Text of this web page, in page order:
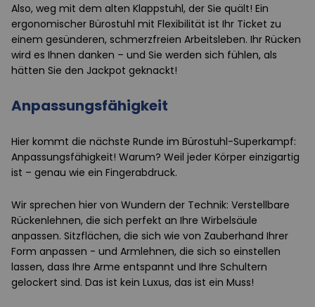
Also, weg mit dem alten Klappstuhl, der Sie quält! Ein
ergonomischer Bürostuhl mit Flexibilität ist Ihr Ticket zu
einem gesünderen, schmerzfreien Arbeitsleben. Ihr Rücken
wird es Ihnen danken – und Sie werden sich fühlen, als
hätten Sie den Jackpot geknackt!
Anpassungsfähigkeit
Hier kommt die nächste Runde im Bürostuhl-Superkampf:
Anpassungsfähigkeit! Warum? Weil jeder Körper einzigartig
ist – genau wie ein Fingerabdruck.
Wir sprechen hier von Wundern der Technik: Verstellbare
Rückenlehnen, die sich perfekt an Ihre Wirbelsäule
anpassen. Sitzflächen, die sich wie von Zauberhand Ihrer
Form anpassen - und Armlehnen, die sich so einstellen
lassen, dass Ihre Arme entspannt und Ihre Schultern
gelockert sind. Das ist kein Luxus, das ist ein Muss!